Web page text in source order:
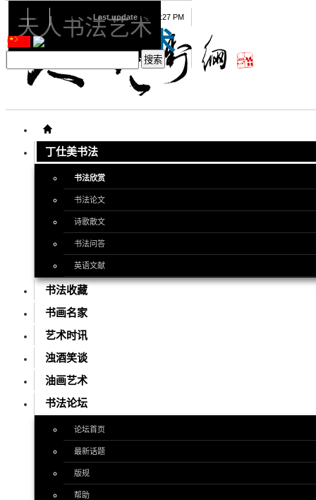
天人书法艺术
丁仕美书法
书法欣赏
书法论文
诗歌散文
书法问答
英语文献
书法收藏
书画名家
艺术时讯
浊酒笑谈
油画艺术
书法论坛
论坛首页
最新话题
版规
帮助
08 09 2026 Last update 08:15:27 PM
天人书法艺术